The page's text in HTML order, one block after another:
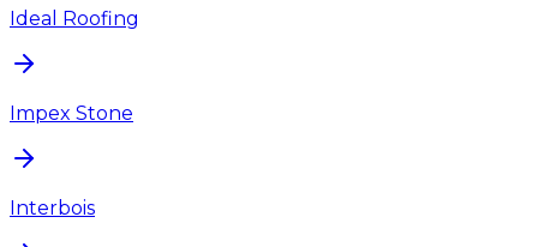
Ideal Roofing
Impex Stone
Interbois